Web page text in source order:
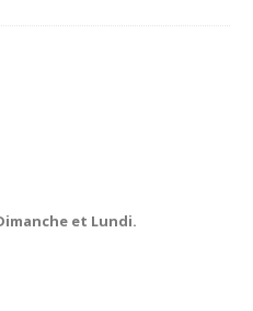
et Lundi.